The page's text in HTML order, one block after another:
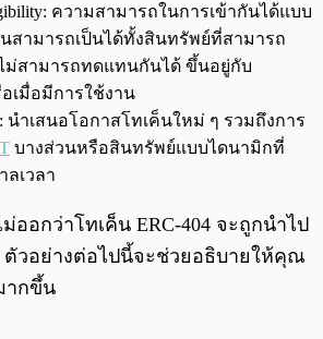
ความสามารถในการเข้ากันได้แบบ
นสามารถเป็นได้ทั้งสินทรัพย์ที่สามารถ
ม่สามารถทดแทนกันได้ ขึ้นอยู่กับ
เมื่อมีการใช้งาน
นำเสนอโอกาสโทเค็นใหม่ ๆ รวมถึงการ
บางส่วนหรือสินทรัพย์แบบไดนามิกที่
เวลา
อกว่าโทเค็น ERC-404 จะถูกนำไป
วอย่างต่อไปนี้จะช่วยอธิบายให้คุณ
ากขึ้น